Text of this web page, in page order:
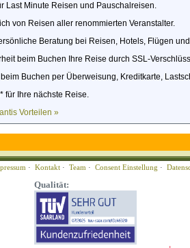
Last Minute Reisen und Pauschalreisen.
von Reisen aller renommierten Veranstalter.
Beratung bei Reisen, Hotels, Flügen
beim Buchen Ihre Reise durch SSL-
Buchen per Überweisung, Kreditkarte,
für Ihre nächste Reise.
Vorteilen »
· Kontakt · Team · Consent Einstellung ·
Qualität: